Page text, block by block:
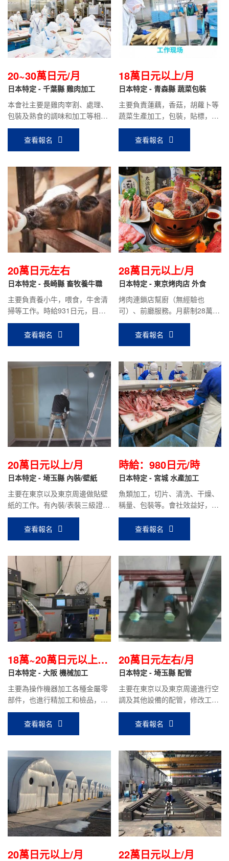
20~30萬日元/月
日本特定 - 千葉縣 雞肉加工
本會社主要是雞肉宰割、處理、
包裝及熟食的調味和加工等相關
工作。
查看報名
18萬日元以上/月
日本特定 - 青森縣 蔬菜包裝
主要負責蓮藕，香菇，胡蘿卜等
蔬菜生產加工，包裝，貼標，入
庫出貨等工作。要求食品加工技
能實習2號或3號圓滿修了人員。
查看報名
20萬日元左右
日本特定 - 長崎縣 畜牧養牛職
主要負責養小牛，喂食，牛舍清
掃等工作。時給931日元，目前
在職人員平均到手工資：18萬日
元左右。查看報名
28萬日元以上/月
日本特定 - 東京烤肉店 外食
烤肉連鎖店幫廚（無經驗也
可）、前廳服務。月薪制28萬日
元，工作優秀者可隨時漲薪，在
職前輩月薪30萬日元以上。
查看報名
20萬日元以上/月
日本特定 - 埼玉縣 內裝/壁紙
主要在東京以及東京周邊做貼壁
紙的工作。有內裝/表裝三級證書
或專門級證書，沒有資格證書人
員，我們會協助開具評價調書。
查看報名
時給：980日元/時
日本特定 - 宮城 水產加工
魚類加工，切片、清洗、干燥、
稱量、包裝等。會社效益好，加
班多，時給980日元/時。
查看報名
18萬~20萬日元以上/
月
日本特定 - 大阪 機械加工
主要為操作機器加工各種金屬零
部件，也進行精加工和檢品，小
件比較多。
查看報名
20萬日元左右/月
日本特定 - 埼玉縣 配管
主要在東京以及東京周邊進行空
調及其他設備的配管，修改工
作。
查看報名
20萬日元以上/月 22萬日元以上/月